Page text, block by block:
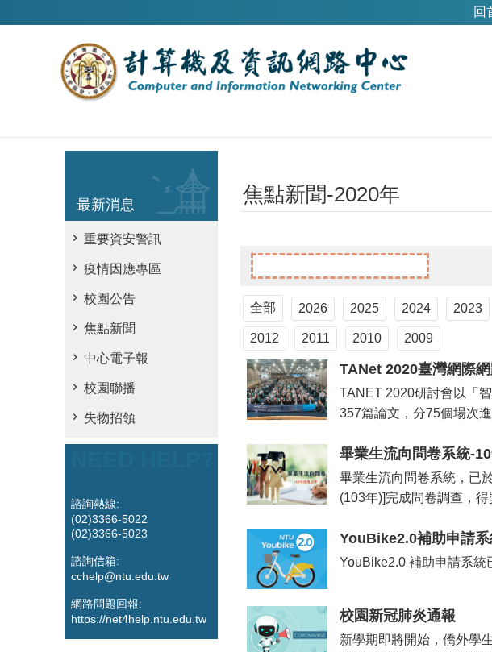
回
最新消息
重要資安警訊
疫情因應專區
校園公告
焦點新聞
中心電子報
校園聯播
失物招領
諮詢熱線:
(02)3366-5022
(02)3366-5023
諮詢信箱:
cchelp@ntu.edu.tw
網路問題回報:
https://net4help.ntu.edu.tw
焦點新聞-2020年
全部 2026 2025 2024 2023
2012 2011 2010 2009
TANet 2020臺灣網際
TANET 2020研討會以「
357篇論文，分75個場次
畢業生流向問卷系統-
畢業生流向問卷系統，已
(103年)]完成問卷調查，
YouBike2.0補助申請
YouBike2.0 補助申請系統
校園新冠肺炎通報
新學期即將開始，僑外學